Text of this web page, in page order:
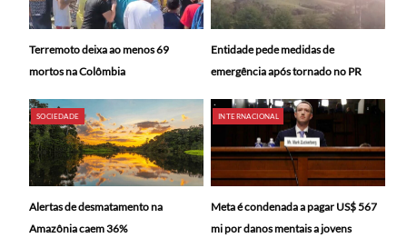
Terremoto deixa ao menos 69
mortos na Colômbia
Entidade pede medidas de
emergência após tornado no PR
SOCIEDADE
Alertas de desmatamento na
Amazônia caem 36%
INTERNACIONAL
Meta é condenada a pagar US$ 567
mi por danos mentais a jovens